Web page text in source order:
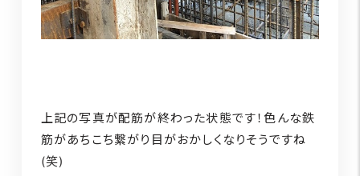
上記の写真が配筋が終わった状態です！色んな鉄
筋があちこち繋がり目がおかしくなりそうですね
(笑)